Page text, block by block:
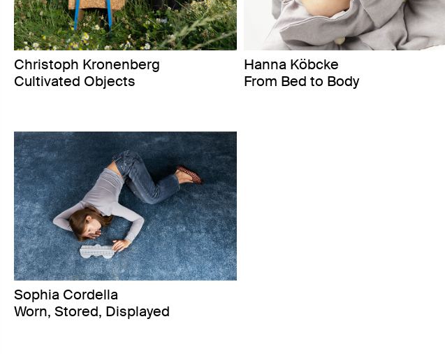
Christoph Kronenberg
Cultivated Objects
Hanna Köbcke
From Bed to Body
Sophia Cordella
Worn, Stored, Displayed